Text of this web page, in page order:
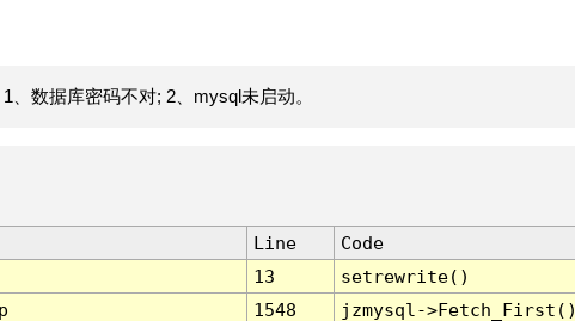
数据库密码不对; 2、mysql未启动。
Line
Code
13
setrewrite()
1548
jzmysql-